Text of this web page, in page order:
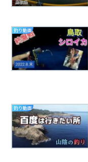
釣り動画
釣り動画